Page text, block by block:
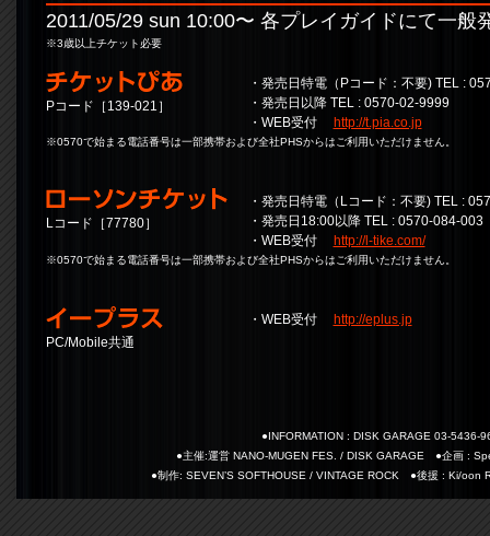
2011/05/29 sun 10:00〜 各プレイガイドにて一般
※3歳以上チケット必要
Pコード［139-021］
・発売日特電（Pコード：不要) TEL :
・発売日以降 TEL : 0570-02-9999
・WEB受付
http://t.pia.co.jp
※0570で始まる電話番号は一部携帯および全社PHSからはご利用いただけません。
Lコード［77780］
・発売日特電（Lコード：不要) TEL :
・発売日18:00以降 TEL : 0570-084-003
・WEB受付
http://l-tike.com/
※0570で始まる電話番号は一部携帯および全社PHSからはご利用いただけません。
PC/Mobile共通
・WEB受付 http://eplus.jp
●INFORMATION : DISK GARAGE 03-
●主催:運営 NANO-MUGEN FES. / DISK GARAGE ●企画 :
●制作: SEVEN’S SOFTHOUSE / VINTAGE ROCK ●後援 : Ki/